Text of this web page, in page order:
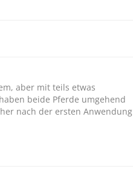
aber mit teils etwas
beide Pferde umgehend
nach der ersten Anwendung